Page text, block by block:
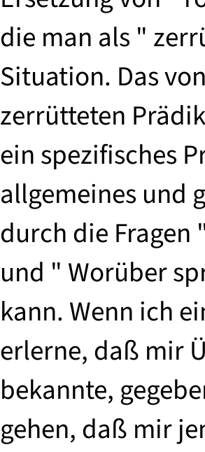
die man als "
Situation. Das
zerrütteten
ein spezifisches
allgemeines und
durch die Fragen
und " Worüber
kann. Wenn ich
erlerne, daß mir
bekannte,
gehen, daß mir